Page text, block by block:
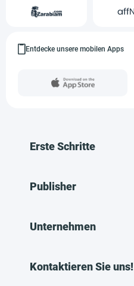
Entdecke unsere mobilen Apps
Erste Schritte
Publisher
Unternehmen
Kontaktieren Sie uns!